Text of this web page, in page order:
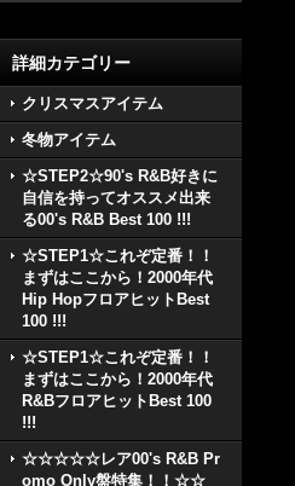
詳細カテゴリー
クリスマスアイテム
冬物アイテム
☆STEP2☆90's R&B好きに
自信を持ってオススメ出来
る00's R&B Best 100 !!!
☆STEP1☆これぞ定番！！
まずはここから！2000年代
Hip HopフロアヒットBest
100 !!!
☆STEP1☆これぞ定番！！
まずはここから！2000年代
R&BフロアヒットBest 100
!!!
☆☆☆☆☆レア00's R&B Pr
omo Only盤特集！！☆☆